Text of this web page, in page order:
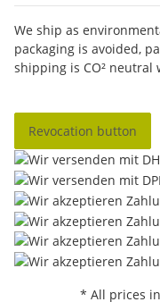
We ship as
packaging is avoided,
shipping is CO² neutral
Revocation button
* All prices